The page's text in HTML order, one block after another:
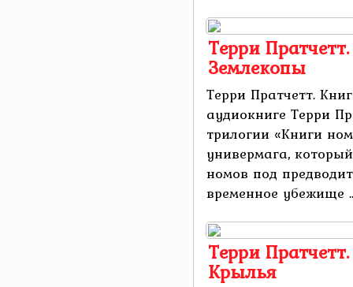
Терри
Землекопы
Терри Пратчетт.
аудиокниге Терри
трилогии «Книги
универмага,
номов под
временное убежище
Терри
Крылья